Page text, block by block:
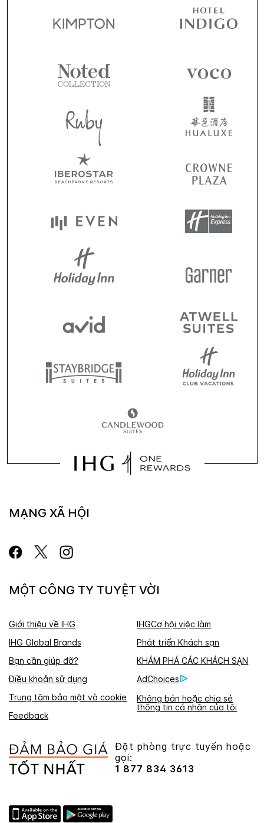
MẠNG XÃ HỘI
MỘT CÔNG TY TUYỆT VỜI
Giới thiệu về IHG
IHGCơ hội việc làm
IHG Global Brands
Phát triển Khách sạn
Bạn cần giúp đỡ?
KHÁM PHÁ CÁC KHÁCH SẠN
Điều khoản sử dụng
AdChoices
Trung tâm bảo mật và cookie
Không bán hoặc chia sẻ
thông tin cá nhân của tôi
Feedback
Đặt phòng trực tuyến hoặc
gọi:
1 877 834 3613